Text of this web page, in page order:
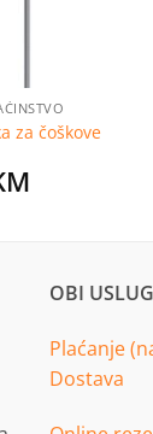
za čoškove
OBI
Plaćanje
Dostava